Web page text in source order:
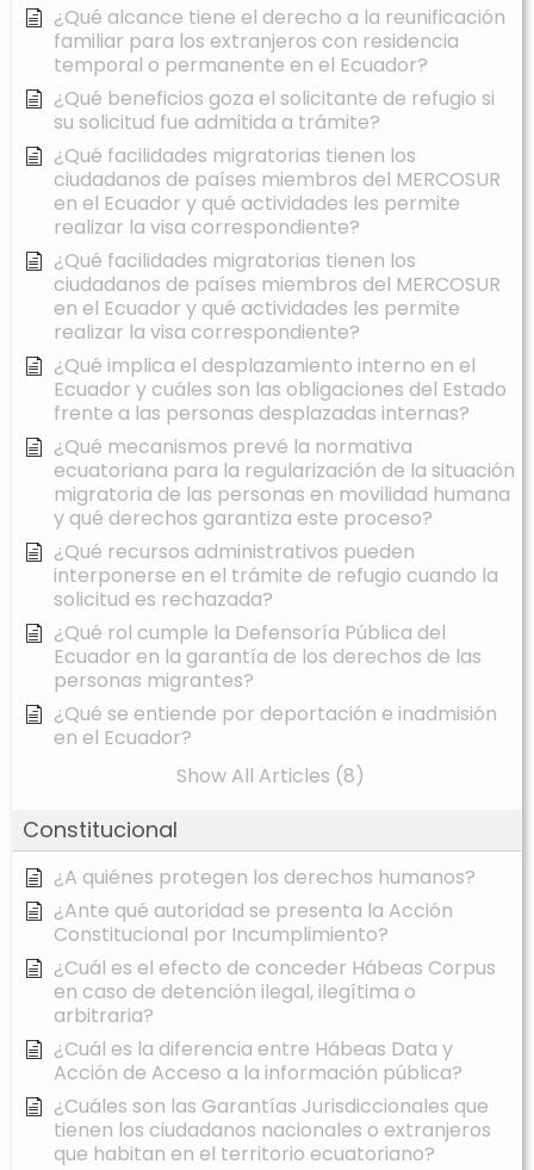
¿Qué alcance tiene el derecho a la reunificación
familiar para los extranjeros con residencia
temporal o permanente en el Ecuador?
¿Qué beneficios goza el solicitante de refugio si
su solicitud fue admitida a trámite?
¿Qué facilidades migratorias tienen los
ciudadanos de países miembros del MERCOSUR
en el Ecuador y qué actividades les permite
realizar la visa correspondiente?
¿Qué facilidades migratorias tienen los
ciudadanos de países miembros del MERCOSUR
en el Ecuador y qué actividades les permite
realizar la visa correspondiente?
¿Qué implica el desplazamiento interno en el
Ecuador y cuáles son las obligaciones del Estado
frente a las personas desplazadas internas?
¿Qué mecanismos prevé la normativa
ecuatoriana para la regularización de la situación
migratoria de las personas en movilidad humana
y qué derechos garantiza este proceso?
¿Qué recursos administrativos pueden
interponerse en el trámite de refugio cuando la
solicitud es rechazada?
¿Qué rol cumple la Defensoría Pública del
Ecuador en la garantía de los derechos de las
personas migrantes?
¿Qué se entiende por deportación e inadmisión
en el Ecuador?
Show All Articles (8)
Constitucional
¿A quiénes protegen los derechos humanos?
¿Ante qué autoridad se presenta la Acción
Constitucional por Incumplimiento?
¿Cuál es el efecto de conceder Hábeas Corpus
en caso de detención ilegal, ilegítima o
arbitraria?
¿Cuál es la diferencia entre Hábeas Data y
Acción de Acceso a la información pública?
¿Cuáles son las Garantías Jurisdiccionales que
tienen los ciudadanos nacionales o extranjeros
que habitan en el territorio ecuatoriano?